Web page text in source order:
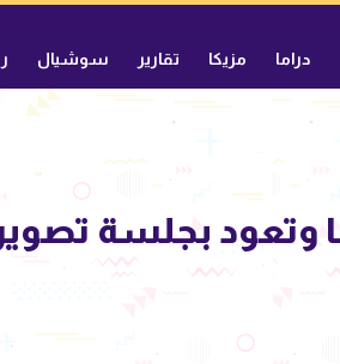
دراما مزيكا تقارير سوشيال
وتعود بجلسة